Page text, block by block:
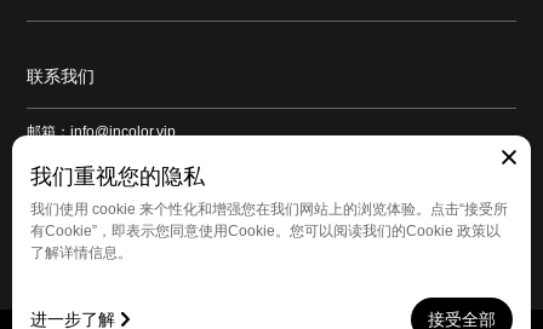
我们重视您的隐私
我们使用 cookie 来个性化和增强您在我们网站上的浏览体验。点击“接受所
有Cookie”，即表示您同意使用Cookie。您可以阅读我们的Cookie 政策以
了解详情信息。
进一步了解 接受全部
联系我们
邮箱：info@incolor.vip
地址：广东省广州市番禺区新造镇和平路1号良仓新造创意园9号仓103